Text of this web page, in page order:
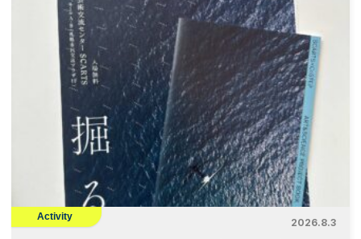
Activity
2026.8.3